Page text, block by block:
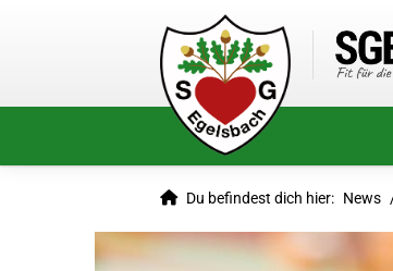
Du befindest dich hier: News